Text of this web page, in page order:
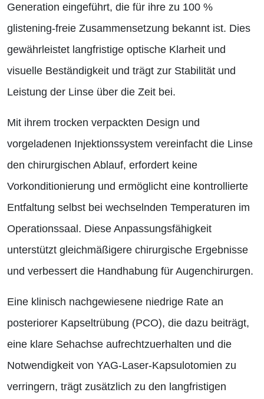
Generation eingeführt, die für ihre zu 100 %
glistening-freie Zusammensetzung bekannt ist. Dies
gewährleistet langfristige optische Klarheit und
visuelle Beständigkeit und trägt zur Stabilität und
Leistung der Linse über die Zeit bei.
Mit ihrem trocken verpackten Design und
vorgeladenen Injektionssystem vereinfacht die Linse
den chirurgischen Ablauf, erfordert keine
Vorkonditionierung und ermöglicht eine kontrollierte
Entfaltung selbst bei wechselnden Temperaturen im
Operationssaal. Diese Anpassungsfähigkeit
unterstützt gleichmäßigere chirurgische Ergebnisse
und verbessert die Handhabung für Augenchirurgen.
Eine klinisch nachgewiesene niedrige Rate an
posteriorer Kapseltrübung (PCO), die dazu beiträgt,
eine klare Sehachse aufrechtzuerhalten und die
Notwendigkeit von YAG-Laser-Kapsulotomien zu
verringern, trägt zusätzlich zu den langfristigen